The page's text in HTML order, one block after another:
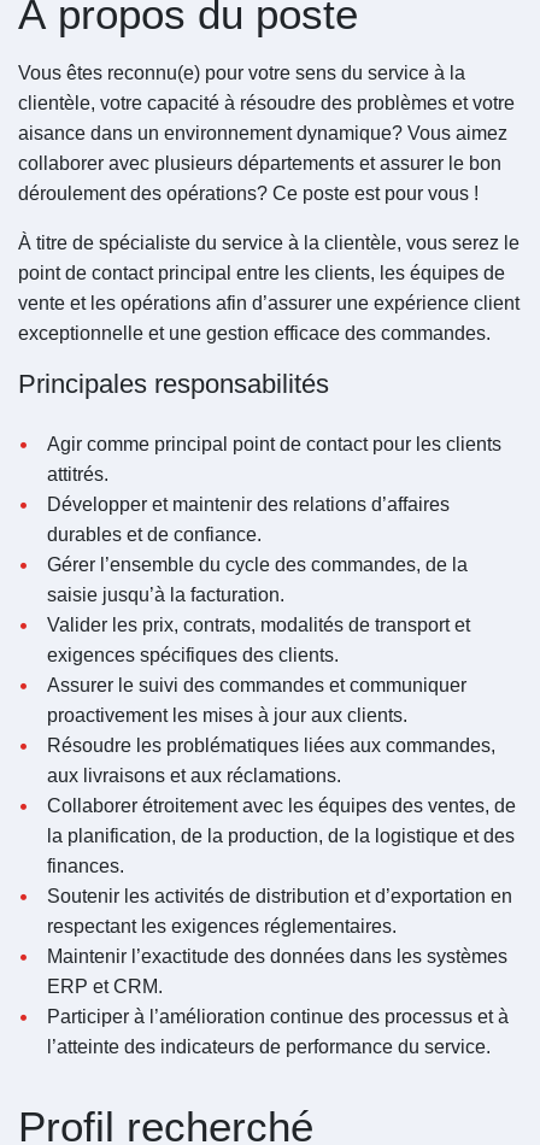
À propos du poste
Vous êtes reconnu(e) pour votre sens du service à la
clientèle, votre capacité à résoudre des problèmes et votre
aisance dans un environnement dynamique? Vous aimez
collaborer avec plusieurs départements et assurer le bon
déroulement des opérations? Ce poste est pour vous !
À titre de spécialiste du service à la clientèle, vous serez le
point de contact principal entre les clients, les équipes de
vente et les opérations afin d’assurer une expérience client
exceptionnelle et une gestion efficace des commandes.
Principales responsabilités
Agir comme principal point de contact pour les clients
attitrés.
Développer et maintenir des relations d’affaires
durables et de confiance.
Gérer l’ensemble du cycle des commandes, de la
saisie jusqu’à la facturation.
Valider les prix, contrats, modalités de transport et
exigences spécifiques des clients.
Assurer le suivi des commandes et communiquer
proactivement les mises à jour aux clients.
Résoudre les problématiques liées aux commandes,
aux livraisons et aux réclamations.
Collaborer étroitement avec les équipes des ventes, de
la planification, de la production, de la logistique et des
finances.
Soutenir les activités de distribution et d’exportation en
respectant les exigences réglementaires.
Maintenir l’exactitude des données dans les systèmes
ERP et CRM.
Participer à l’amélioration continue des processus et à
l’atteinte des indicateurs de performance du service.
Profil recherché